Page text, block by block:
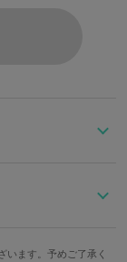
ジしたストールピ
います。予めご了承く